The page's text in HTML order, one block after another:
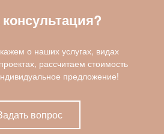
о наших услугах, видах
рассчитаем стоимость
предложение!
вопрос